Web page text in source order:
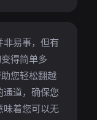
非易事，但有
得简单多
您轻松翻越
通道，确保您
味着您可以无